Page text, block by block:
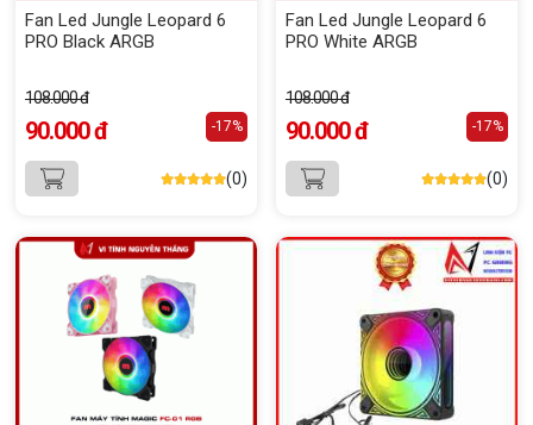
Fan Led Jungle Leopard 6
PRO Black ARGB
108.000 đ
90.000 đ -17%
(0)
Fan Led Jungle Leopard 6
PRO White ARGB
108.000 đ
90.000 đ -17%
(0)